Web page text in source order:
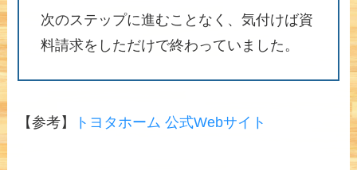
次のステップに進むことなく、気付けば資
料請求をしただけで終わっていました。
【参考】 トヨタホーム 公式Webサイト